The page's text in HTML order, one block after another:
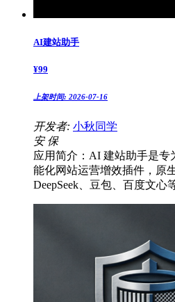
AI建站助手
¥99
上架时间: 2026-07-16
开发者: 小秋同学
安 保
应用简介：AI 建站助手是专
能化网站运营增效插件，原
DeepSeek、豆包、百度文心